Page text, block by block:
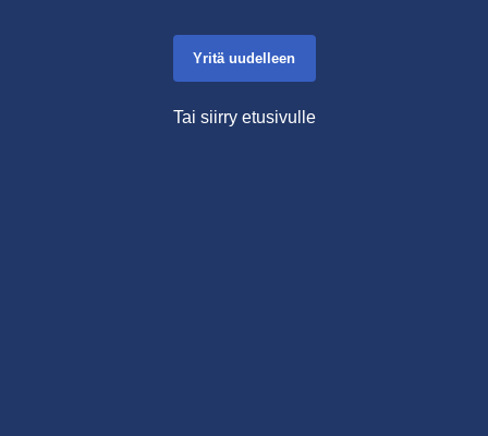
Yritä uudelleen
Tai siirry etusivulle